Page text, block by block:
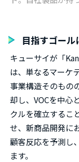
目指すゴー
キューサイが「
は、単なるマーケ
事業構造そのもの
却し、VOCを中心
クルを確立するこ
せ、新商品開発に
顧客反応を予測し
ます。